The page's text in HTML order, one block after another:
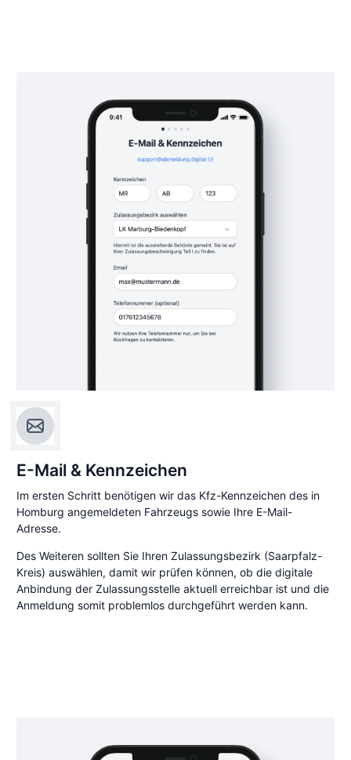
E-Mail & Kennzeichen
Im ersten Schritt benötigen wir das Kfz-Kennzeichen des in
Homburg angemeldeten Fahrzeugs sowie Ihre E-Mail-
Adresse.
Des Weiteren sollten Sie Ihren Zulassungsbezirk (Saarpfalz-
Kreis) auswählen, damit wir prüfen können, ob die digitale
Anbindung der Zulassungsstelle aktuell erreichbar ist und die
Anmeldung somit problemlos durchgeführt werden kann.